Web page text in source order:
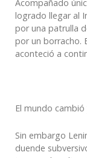
Acompañado
logrado llegar al
por una patrulla
por un borracho.
aconteció a
El mundo
Sin embargo
duende